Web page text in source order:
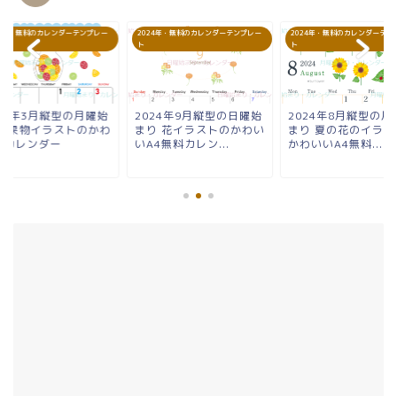
・無料のカレンダーテンプレー
年3月縦型の月曜始
果物イラストのかわ
カレンダー
2024年・無料のカレンダーテンプレー
ト
2024年9月縦型の日曜始
まり 花イラストのかわい
いA4無料カレン...
2024年・無料のカレンダーテン
ト
2024年8月縦型の月
まり 夏の花のイラ
かわいいA4無料...